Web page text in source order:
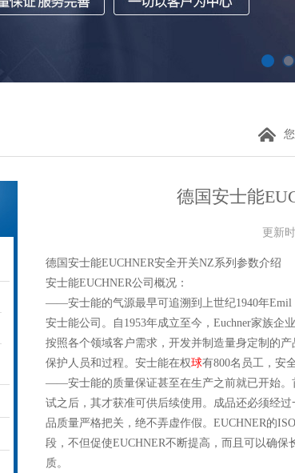
德国安士能
更新
德国安士能EUCHNER安全开关NZ系列参数介绍
安士能EUCHNER公司概况：
——安士能的气源最早可追溯到上世纪1940年Emil
安士能公司。自1953年成立至今，Euchner家族
按照各个领域客户需求，开发并制造量身定制的
保护人员和过程。安士能在权球有800名员工，安
——安士能的质量保证甚至在生产之前就已开始。
试之后，其才获准可供后续使用。成品还必须经
品质量严格把关，绝不弄虚作假。EUCHNER的
段，不但促使EUCHNER不断提高，而且可以确
质。